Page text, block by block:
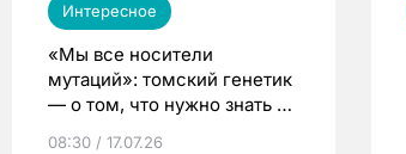
Интересное
«Мы все носители
мутаций»: томский генетик
— о том, что нужно знать до
08:30 / 17.07.26